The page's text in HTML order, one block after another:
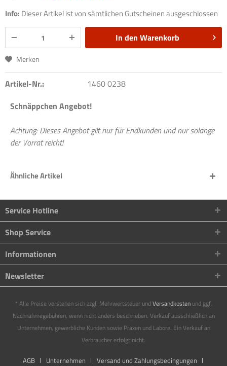
Info: Dieser Artikel ist von sämtlichen Gutscheinen ausgeschlossen
In den Warenkorb
Merken
Artikel-Nr.:
1460 0238
Schnäppchen Angebot!
Achtung: Dieses Angebot gilt nur für Endkunden und nur solange
der Vorrat reicht!
Ähnliche Artikel
Service Hotline
Shop Service
Informationen
Newsletter
* Alle Preise verstehen sich zzgl. Mehrwertsteuer undVersandkostenund ggf.
Nachnahmegebühren, wenn nicht anders beschrieben. Verkauf ausschließlich an
Unternehmen, gewerbliche Kunden sowie Praxen und Labore. Ein Verkauf an
Verbraucher erfolgt nicht.
AGB Unternehmen Versand und Zahlungsbedingungen